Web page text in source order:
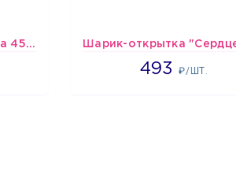
Шарик-открытка "Звезда 45 см" №1
493₽/ШТ.
493